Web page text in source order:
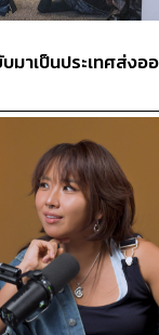
มาเป็นประเทศส่ง